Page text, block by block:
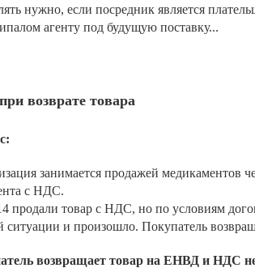
нужно, если посредник является
агенту под будущую поставку...
возврате товара
занимается продажей медикаментов
с НДС.
продали товар с НДС, но по условиям
ситуации и произошло. Покупатель
возвращает товар на ЕНВД и НДС